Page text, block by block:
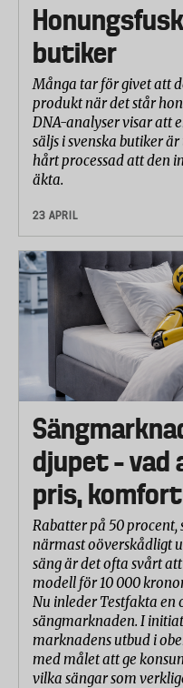
butiker
Många tar för givet att
produkt när det står
DNA-analyser visar att
säljs i svenska butiker
hårt processad att den
äkta.
23 APRIL
djupet – vad
pris,
Rabatter på 50
närmast oöverskådligt
säng är det ofta svårt
modell för 10 000
Nu inleder Testfakta
sängmarknaden. I
marknadens utbud i
med målet att ge
vilka sängar som